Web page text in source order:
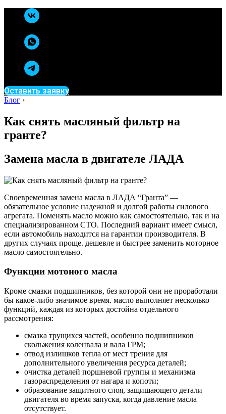
Оставить заявку
Блог ›
Как снять масляный фильтр на
гранте?
Замена масла в двигателе ЛАДА
Своевременная замена масла в ЛАДА “Гранта” —
обязательное условие надежной и долгой работы силового
агрегата. Поменять масло можно как самостоятельно, так и на
специализированном СТО. Последний вариант имеет смысл,
если автомобиль находится на гарантии производителя. В
других случаях проще. дешевле и быстрее заменить моторное
масло самостоятельно.
Функции мотоного масла
Кроме смазки подшипников, без которой они не проработали
бы какое-либо значимое время. масло выполняет несколько
функций, каждая из которых достойна отдельного
рассмотрения:
смазка трущихся частей, особенно подшипников
скольжения коленвала и вала ГРМ;
отвод излишков тепла от мест трения для
дополнительного увеличения ресурса деталей;
очистка деталей поршневой группы и механизма
газораспределения от нагара и копоти;
образование защитного слоя, защищающего детали
двигателя во время запуска, когда давление масла
отсутствует.